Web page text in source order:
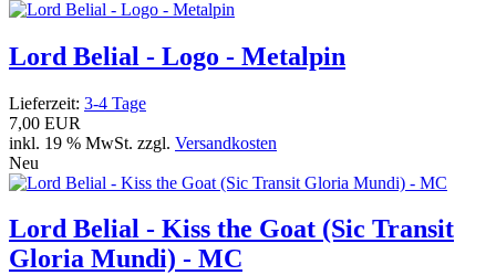
Lord Belial - Logo - Metalpin
Lieferzeit: 3-4 Tage
7,00 EUR
inkl. 19 % MwSt. zzgl. Versandkosten
Neu
Lord Belial - Kiss the Goat (Sic Transit
Gloria Mundi) - MC